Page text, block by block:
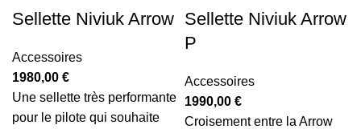
Sellette Niviuk Arrow
Accessoires
1980,00 €
Une sellette très performante
pour le pilote qui souhaite
Sellette Niviuk Arrow
P
Accessoires
1990,00 €
Croisement entre la Arrow